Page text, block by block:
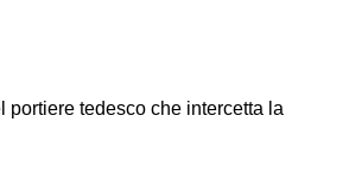
portiere tedesco che intercetta la